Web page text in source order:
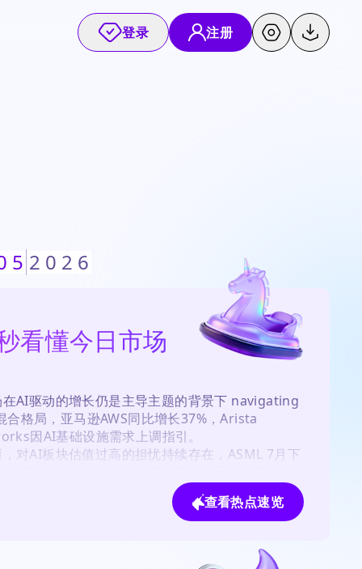
登录 注册
5 2 0 2 6
看懂今日市场
在AI驱动的增长仍是主导主题的背景下 navigating
合格局，亚马逊AWS同比增长37%，Arista
因AI基础设施需求上调指引。
，对AI板块估值过高的担忧持续存在，ASML 7月下
和政策不确定性加剧波动：美联储主席Kevin
考虑减少FOMC会议次数可能降低透明度，而
查看热点速览